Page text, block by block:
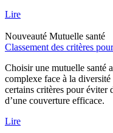
Lire
Nouveauté Mutuelle santé
Classement des critères
Choisir une mutuelle santé
complexe face à la
certains critères pour éviter
d’une couverture efficace.
Lire